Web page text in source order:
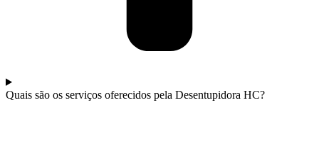
Quais são os serviços oferecidos pela Desentupidora HC?